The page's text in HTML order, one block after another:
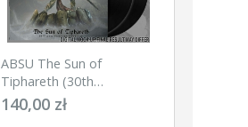
ABSU The Sun of
Tiphareth (30th
anniversary edition) 2LP
(BLACK)
140,00 zł